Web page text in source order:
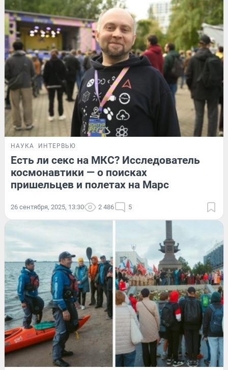
НАУКА ИНТЕРВЬЮ
Есть ли секс на МКС? Исследователь
космонавтики — о поисках
пришельцев и полетах на Марс
26 сентября, 2025, 13:30 2 486 5